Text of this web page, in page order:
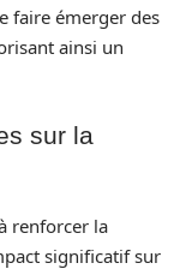
faire émerger des
ainsi un
sur la
renforcer la
significatif sur